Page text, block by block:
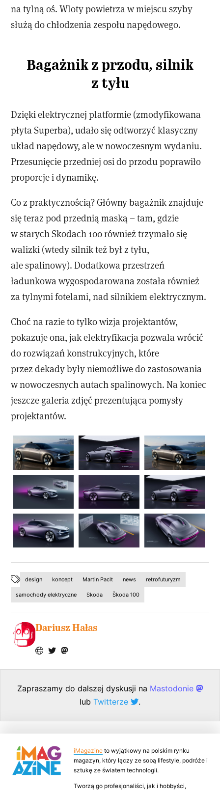
na tylną oś. Wloty powietrza w miejscu szyby
służą do chłodzenia zespołu napędowego.
Bagażnik z przodu, silnik
z tyłu
Dzięki elektrycznej platformie (zmodyfikowana
płyta Superba), udało się odtworzyć klasyczny
układ napędowy, ale w nowoczesnym wydaniu.
Przesunięcie przedniej osi do przodu poprawiło
proporcje i dynamikę.
Co z praktycznością? Główny bagażnik znajduje
się teraz pod przednią maską – tam, gdzie
w starych Skodach 100 również trzymało się
walizki (wtedy silnik też był z tyłu,
ale spalinowy). Dodatkowa przestrzeń
ładunkowa wygospodarowana została również
za tylnymi fotelami, nad silnikiem elektrycznym.
Choć na razie to tylko wizja projektantów,
pokazuje ona, jak elektryfikacja pozwala wrócić
do rozwiązań konstrukcyjnych, które
przez dekady były niemożliwe do zastosowania
w nowoczesnych autach spalinowych. Na koniec
jeszcze galeria zdjęć prezentująca pomysły
projektantów.
design koncept Martin Paclt news retrofuturyzm
samochody elektryczne Skoda Škoda 100
Dariusz Hałas
Zapraszamy do dalszej dyskusji na Mastodonie
lub Twitterze .
iMagazine to wyjątkowy na polskim rynku
magazyn, który łączy ze sobą lifestyle, podróże i
sztukę ze światem technologii.
Tworzą go profesjonaliści, jak i hobbyści,